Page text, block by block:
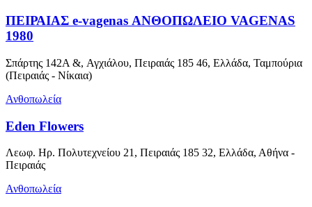
ΠΕΙΡΑΙΑΣ e-vagenas ΑΝΘΟΠΩΛΕΙΟ VAGENAS
1980
Σπάρτης 142A &, Αγχιάλου, Πειραιάς 185 46, Ελλάδα, Ταμπούρια
(Πειραιάς - Νίκαια)
Ανθοπωλεία
Eden Flowers
Λεωφ. Ηρ. Πολυτεχνείου 21, Πειραιάς 185 32, Ελλάδα, Αθήνα -
Πειραιάς
Ανθοπωλεία